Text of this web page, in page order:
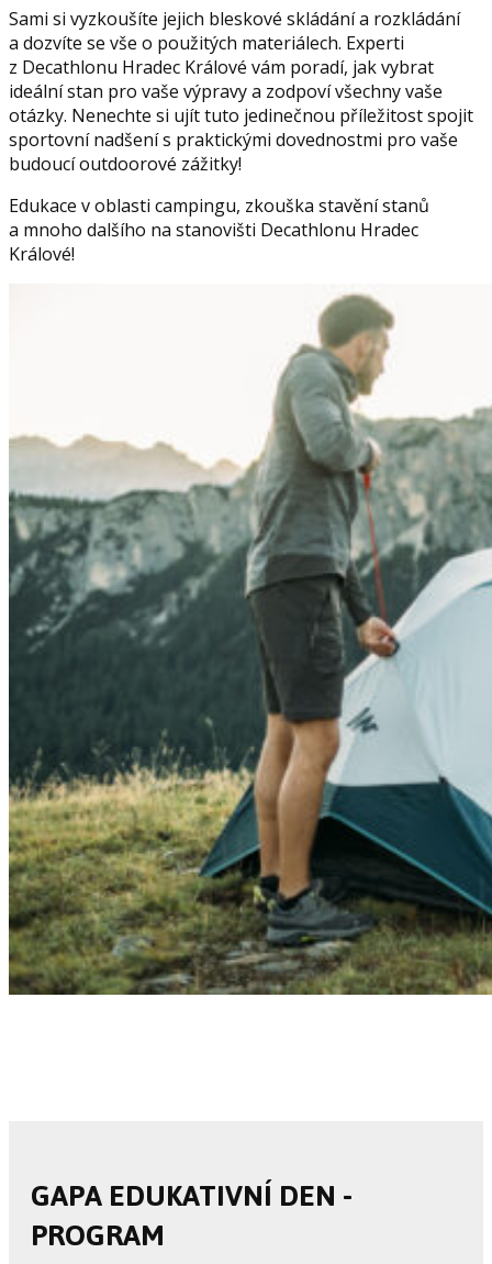
Sami si vyzkoušíte jejich bleskové skládání a rozkládání
a dozvíte se vše o použitých materiálech. Experti
z Decathlonu Hradec Králové vám poradí, jak vybrat
ideální stan pro vaše výpravy a zodpoví všechny vaše
otázky. Nenechte si ujít tuto jedinečnou příležitost spojit
sportovní nadšení s praktickými dovednostmi pro vaše
budoucí outdoorové zážitky!
Edukace v oblasti campingu, zkouška stavění stanů
a mnoho dalšího na stanovišti Decathlonu Hradec
Králové!
GAPA EDUKATIVNÍ DEN -
PROGRAM